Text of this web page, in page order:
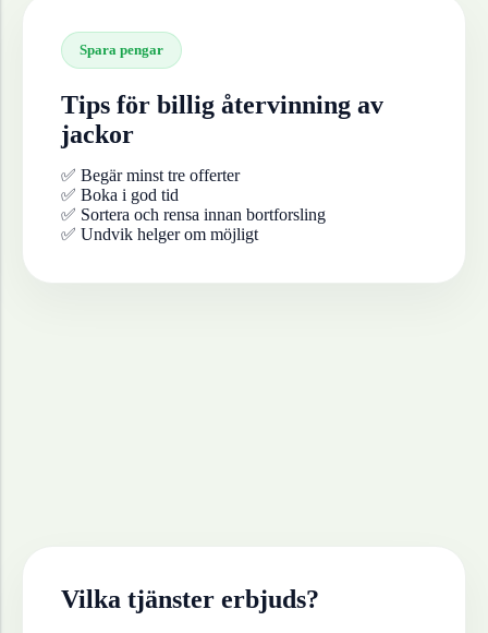
Spara pengar
Tips för billig återvinning av
jackor
✅ Begär minst tre offerter
✅ Boka i god tid
✅ Sortera och rensa innan bortforsling
✅ Undvik helger om möjligt
Vilka tjänster erbjuds?